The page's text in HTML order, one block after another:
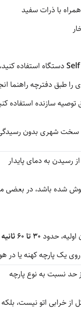
با ذرات سفید
دستگاه استفاده
را طبق دفترچه راهنما
سازنده استفاده
سخت شهری بدون
شده باشد، در بعضی
حدود ۳۰ تا ۶۰ ثانیه
روی یک پارچه کهنه یا در
خرابی اتو نیست، بلکه